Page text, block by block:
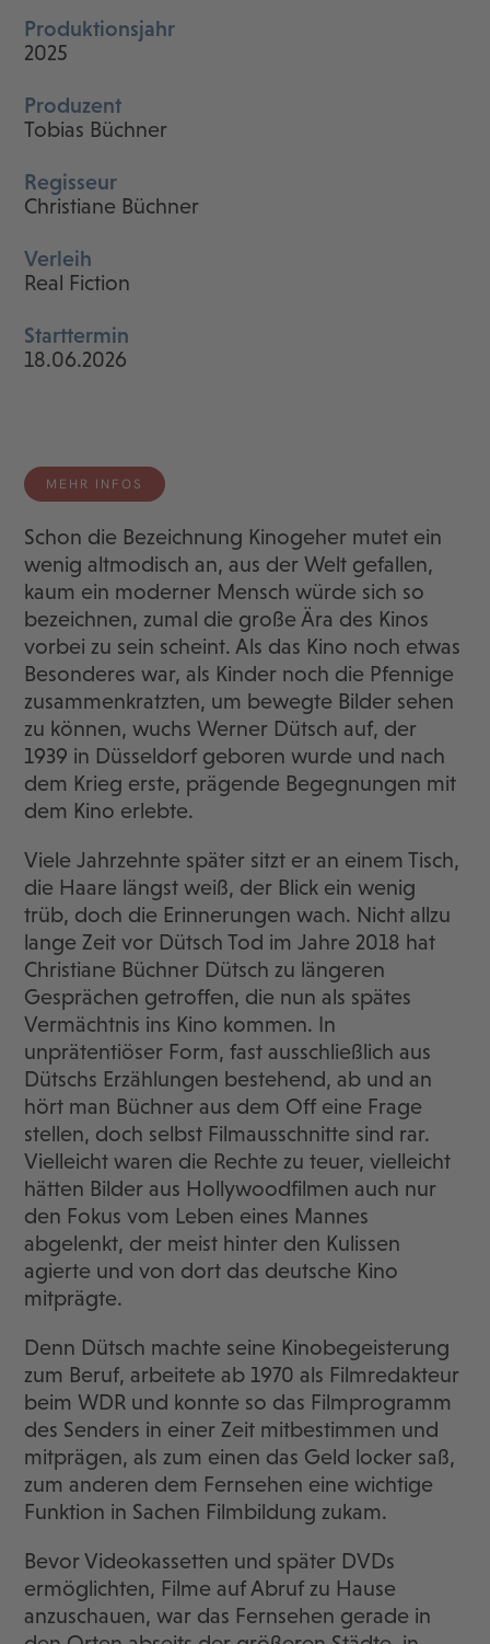
Produktionsjahr
2025
Produzent
Tobias Büchner
Regisseur
Christiane Büchner
Verleih
Real Fiction
Starttermin
18.06.2026
MEHR INFOS
Schon die Bezeichnung Kinogeher mutet ein
wenig altmodisch an, aus der Welt gefallen,
kaum ein moderner Mensch würde sich so
bezeichnen, zumal die große Ära des Kinos
vorbei zu sein scheint. Als das Kino noch etwas
Besonderes war, als Kinder noch die Pfennige
zusammenkratzten, um bewegte Bilder sehen
zu können, wuchs Werner Dütsch auf, der
1939 in Düsseldorf geboren wurde und nach
dem Krieg erste, prägende Begegnungen mit
dem Kino erlebte.
Viele Jahrzehnte später sitzt er an einem Tisch,
die Haare längst weiß, der Blick ein wenig
trüb, doch die Erinnerungen wach. Nicht allzu
lange Zeit vor Dütsch Tod im Jahre 2018 hat
Christiane Büchner Dütsch zu längeren
Gesprächen getroffen, die nun als spätes
Vermächtnis ins Kino kommen. In
unprätentiöser Form, fast ausschließlich aus
Dütschs Erzählungen bestehend, ab und an
hört man Büchner aus dem Off eine Frage
stellen, doch selbst Filmausschnitte sind rar.
Vielleicht waren die Rechte zu teuer, vielleicht
hätten Bilder aus Hollywoodfilmen auch nur
den Fokus vom Leben eines Mannes
abgelenkt, der meist hinter den Kulissen
agierte und von dort das deutsche Kino
mitprägte.
Denn Dütsch machte seine Kinobegeisterung
zum Beruf, arbeitete ab 1970 als Filmredakteur
beim WDR und konnte so das Filmprogramm
des Senders in einer Zeit mitbestimmen und
mitprägen, als zum einen das Geld locker saß,
zum anderen dem Fernsehen eine wichtige
Funktion in Sachen Filmbildung zukam.
Bevor Videokassetten und später DVDs
ermöglichten, Filme auf Abruf zu Hause
anzuschauen, war das Fernsehen gerade in